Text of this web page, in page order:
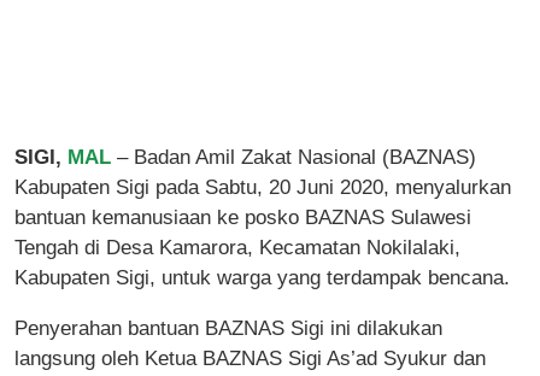
SIGI, MAL – Badan Amil Zakat Nasional (BAZNAS)
Kabupaten Sigi pada Sabtu, 20 Juni 2020, menyalurkan
bantuan kemanusiaan ke posko BAZNAS Sulawesi
Tengah di Desa Kamarora, Kecamatan Nokilalaki,
Kabupaten Sigi, untuk warga yang terdampak bencana.
Penyerahan bantuan BAZNAS Sigi ini dilakukan
langsung oleh Ketua BAZNAS Sigi As’ad Syukur dan